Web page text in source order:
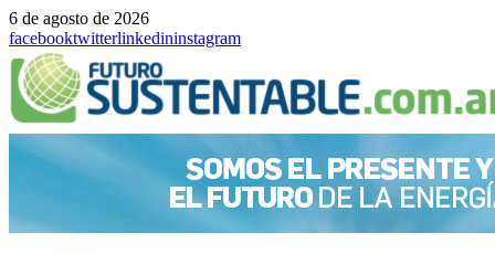
6 de agosto de 2026
facebooktwitterlinkedininstagram